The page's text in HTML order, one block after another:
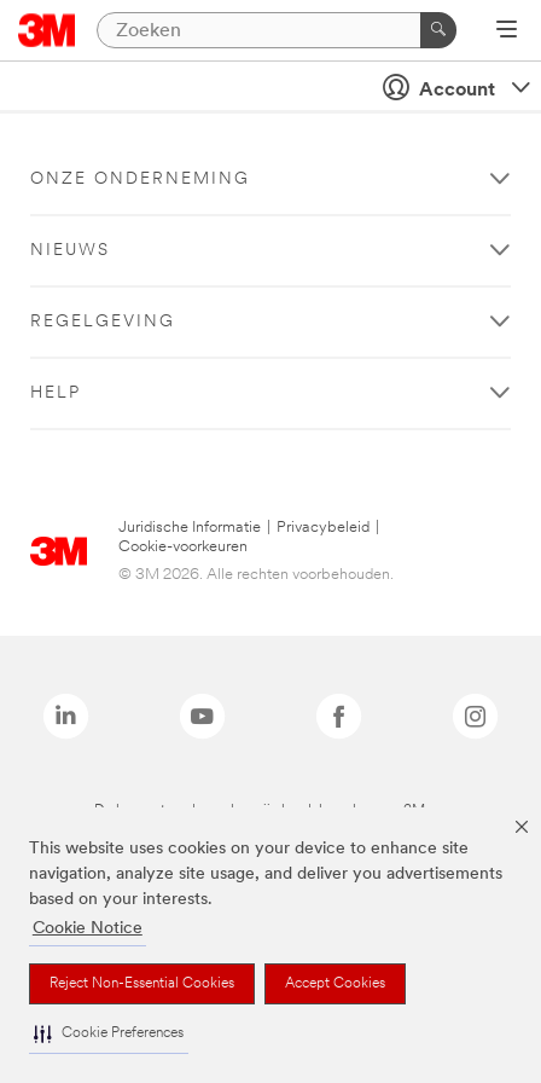
This website uses cookies on your device to enhance site
navigation, analyze site usage, and deliver you advertisements
based on your interests.
Cookie Notice
Reject Non-Essential Cookies Accept Cookies
Cookie Preferences
Account
ONZE ONDERNEMING
NIEUWS
REGELGEVING
HELP
Juridische Informatie Privacybeleid
Cookie-voorkeuren
© 3M 2026. Alle rechten voorbehouden.
De bovenstaande merken zijn handelsmerken van 3M.we